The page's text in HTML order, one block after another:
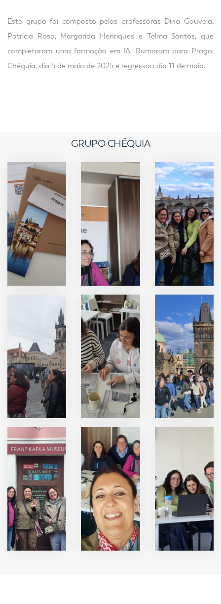
Este grupo foi composto pelas professoras Dina Gouveia,
Patrícia Rosa, Margarida Henriques e Telma Santos, que
completaram uma formação em IA. Rumaram para Praga,
Chéquia, dia 5 de maio de 2025 e regressou dia 11 de maio.
GRUPO CHÉQUIA